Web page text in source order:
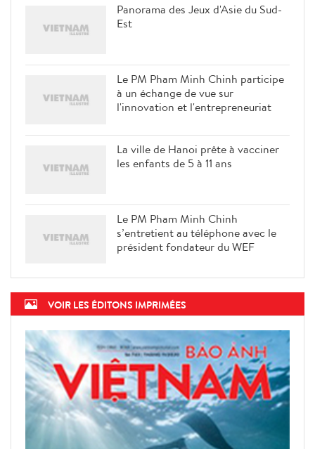
Panorama des Jeux d'Asie du Sud-
Est
Le PM Pham Minh Chinh participe
à un échange de vue sur
l'innovation et l'entrepreneuriat
La ville de Hanoi prête à vacciner
les enfants de 5 à 11 ans
Le PM Pham Minh Chinh
s’entretient au téléphone avec le
président fondateur du WEF
VOIR LES ÉDITONS IMPRIMÉES